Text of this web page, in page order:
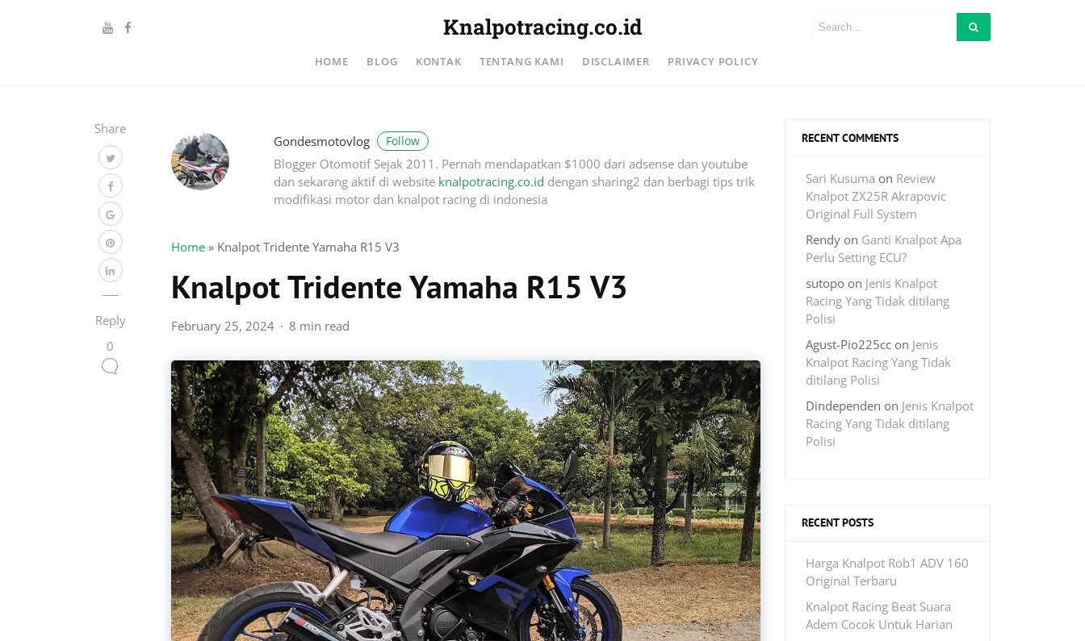
Knalpotracing.co.id
HOME BLOG KONTAK TENTANG KAMI DISCLAIMER PRIVACY POLICY
Share
Reply
0
Gondesmotovlog Follow
Blogger Otomotif Sejak 2011. Pernah mendapatkan $1000 dari adsense dan youtube
dan sekarang aktif di website knalpotracing.co.id dengan sharing2 dan berbagi tips trik
modifikasi motor dan knalpot racing di indonesia
Home » Knalpot Tridente Yamaha R15 V3
Knalpot Tridente Yamaha R15 V3
February 25, 2024 8 min read
RECENT COMMENTS
Sari Kusuma on Review
Knalpot ZX25R Akrapovic
Original Full System
Rendy on Ganti Knalpot Apa
Perlu Setting ECU?
sutopo on Jenis Knalpot
Racing Yang Tidak ditilang
Polisi
Agust-Pio225cc on Jenis
Knalpot Racing Yang Tidak
ditilang Polisi
Dindependen on Jenis Knalpot
Racing Yang Tidak ditilang
Polisi
RECENT POSTS
Harga Knalpot Rob1 ADV 160
Original Terbaru
Knalpot Racing Beat Suara
Adem Cocok Untuk Harian